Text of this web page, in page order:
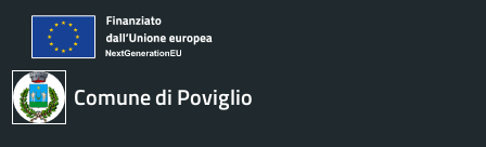
Comune di Poviglio